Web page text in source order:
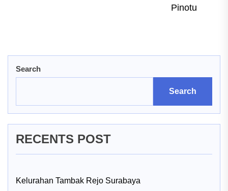
Pinotu
Search
Search
RECENTS POST
Kelurahan Tambak Rejo Surabaya